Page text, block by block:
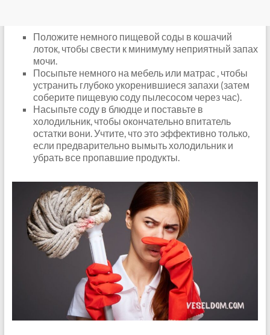
Положите немного пищевой соды в кошачий
лоток, чтобы свести к минимуму неприятный запах
мочи.
Посыпьте немного на мебель или матрас , чтобы
устранить глубоко укоренившиеся запахи (затем
соберите пищевую соду пылесосом через час).
Насыпьте соду в блюдце и поставьте в
холодильник, чтобы окончательно впитатель
остатки вони. Учтите, что это эффективно только,
если предварительно вымыть холодильник и
убрать все пропавшие продукты.